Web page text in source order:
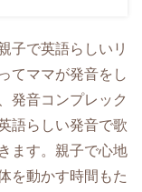
子で英語らしいリ
てママが発音をし
発音コンプレック
語らしい発音で歌
ます。親子で心地
を動かす時間もた